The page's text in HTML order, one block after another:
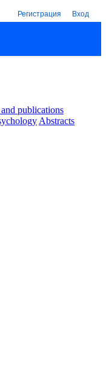
Регистрация Вход
publications
Abstracts